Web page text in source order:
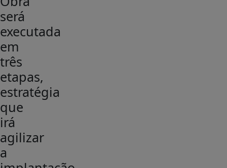
será
executada
em
três
etapas,
estratégia
que
irá
agilizar
a